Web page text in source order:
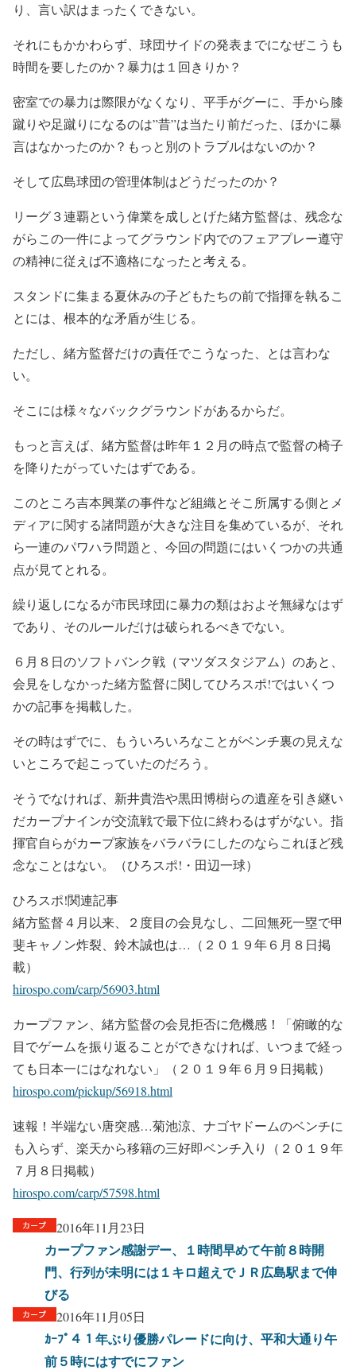
り、言い訳はまったくできない。
それにもかかわらず、球団サイドの発表までになぜこうも
時間を要したのか？暴力は１回きりか？
密室での暴力は際限がなくなり、平手がグーに、手から膝
蹴りや足蹴りになるのは”昔”は当たり前だった、ほかに暴
言はなかったのか？もっと別のトラブルはないのか？
そして広島球団の管理体制はどうだったのか？
リーグ３連覇という偉業を成しとげた緒方監督は、残念な
がらこの一件によってグラウンド内でのフェアプレー遵守
の精神に従えば不適格になったと考える。
スタンドに集まる夏休みの子どもたちの前で指揮を執るこ
とには、根本的な矛盾が生じる。
ただし、緒方監督だけの責任でこうなった、とは言わな
い。
そこには様々なバックグラウンドがあるからだ。
もっと言えば、緒方監督は昨年１２月の時点で監督の椅子
を降りたがっていたはずである。
このところ吉本興業の事件など組織とそこ所属する側とメ
ディアに関する諸問題が大きな注目を集めているが、それ
ら一連のパワハラ問題と、今回の問題にはいくつかの共通
点が見てとれる。
繰り返しになるが市民球団に暴力の類はおよそ無縁なはず
であり、そのルールだけは破られるべきでない。
６月８日のソフトバンク戦（マツダスタジアム）のあと、
会見をしなかった緒方監督に関してひろスポ!ではいくつ
かの記事を掲載した。
その時はずでに、もういろいろなことがベンチ裏の見えな
いところで起こっていたのだろう。
そうでなければ、新井貴浩や黒田博樹らの遺産を引き継い
だカープナインが交流戦で最下位に終わるはずがない。指
揮官自らがカープ家族をバラバラにしたのならこれほど残
念なことはない。（ひろスポ!・田辺一球）
ひろスポ!関連記事
緒方監督４月以来、２度目の会見なし、二回無死一塁で甲
斐キャノン炸裂、鈴木誠也は…（２０１９年６月８日掲
載）
hirospo.com/carp/56903.html
カープファン、緒方監督の会見拒否に危機感！「俯瞰的な
目でゲームを振り返ることができなければ、いつまで経っ
ても日本一にはなれない」（２０１９年６月９日掲載）
hirospo.com/pickup/56918.html
速報！半端ない唐突感…菊池涼、ナゴヤドームのベンチに
も入らず、楽天から移籍の三好即ベンチ入り（２０１９年
７月８日掲載）
hirospo.com/carp/57598.html
2016年11月23日
カープファン感謝デー、１時間早めて午前８時開
門、行列が未明には１キロ超えでＪＲ広島駅まで伸
びる
2016年11月05日
ｶｰﾌﾟ４１年ぶり優勝パレードに向け、平和大通り午
前５時にはすでにファン